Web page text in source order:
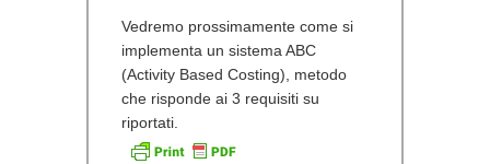
Vedremo prossimamente come si
implementa un sistema ABC
(Activity Based Costing), metodo
che risponde ai 3 requisiti su
riportati.